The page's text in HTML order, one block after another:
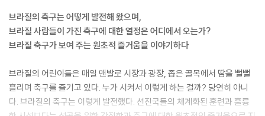
역대 최고 이적료, 역대 최고 누적 이적료, 브라질 역대 최다 득점자 그리고
바르셀로나, 파리 생제르맹 등에서 차지한 수많은 우승 트로피까지. 네이
마르는 반박할 수 없는 슈퍼스타다. 축구 선수들의 축구 선수 그리고 스타
--- 「챕터 3: Brazil Super Star」 중에서
바르셀로나 역사상 이렇게 뛴 시간 대비 강한 인상을 남긴 선수가 있을까?
네이마르는 호나우지뉴에 밀리지 않는 활약을 보여줬다. 호나우지뉴가 네
브라질의 축구는 어떻게 발전해 왔으며,
브라질 사람들이 가진 축구에 대한 열정은 어디에서 오는가?
브라질 축구가 보여 주는 원초적 즐거움을 이야기하다
브라질의 어린이들은 매일 맨발로 시장과 광장, 좁은 골목에서 땀을 뻘뻘
흘리며 축구를 즐기고 있다. 누가 시켜서 이렇게 하는 걸까? 당연히 아니
다. 브라질의 축구는 이렇게 발전했다. 선진국들의 체계화된 훈련과 훌륭